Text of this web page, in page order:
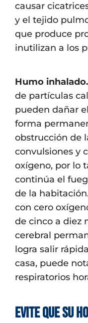
causar
y el tejido
que produce
inutilizan a los
Humo inhalado.
de partículas
pueden dañar
forma
obstrucción de
convulsiones y
oxígeno, por lo
continúa el
de la
con cero
de cinco a diez
cerebral
logra salir
casa, puede
respiratorios
Evite que su